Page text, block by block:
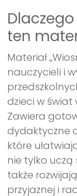
ten
Materiał
nauczycieli i
dzieci w świat
Zawiera
dydaktyczne
które
nie tylko uczą
także
przyjaznej i